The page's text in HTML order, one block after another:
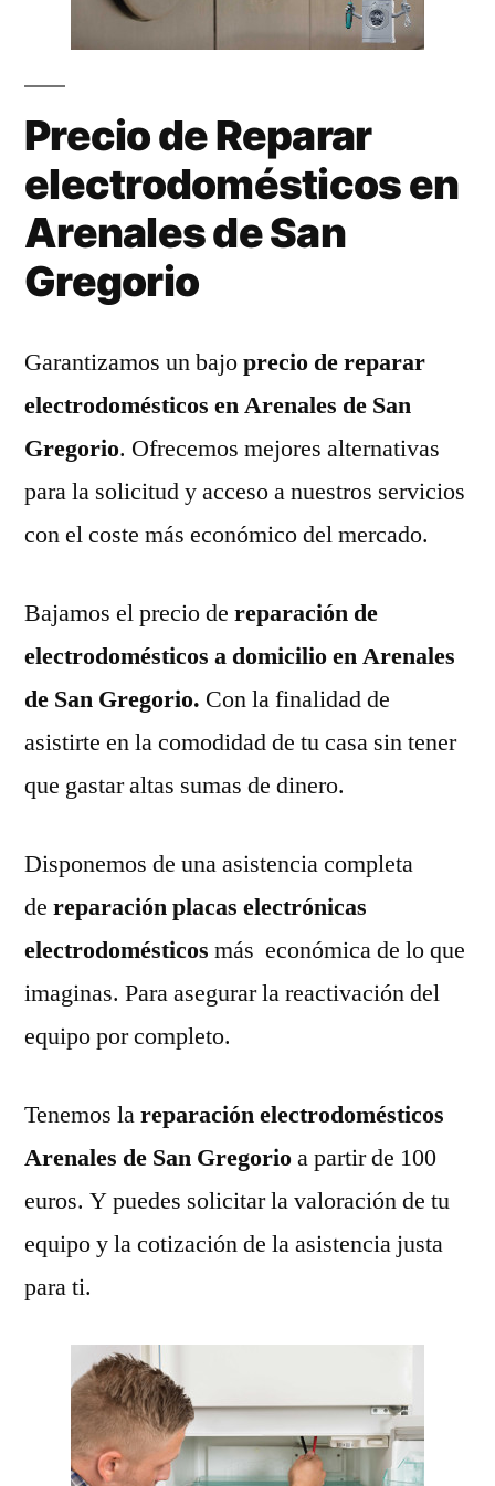
Precio de Reparar
electrodomésticos en
Arenales de San
Gregorio
Garantizamos un bajoprecio de reparar
electrodomésticos en Arenales de San
Gregorio. Ofrecemos mejores alternativas
para la solicitud y acceso a nuestros servicios
con el coste más económico del mercado.
Bajamos el precio de reparación de
electrodomésticos a domicilio en Arenales
de San Gregorio. Con la finalidad de
asistirte en la comodidad de tu casa sin tener
que gastar altas sumas de dinero.
Disponemos de una asistencia completa
de reparación placas electrónicas
electrodomésticos más económica de lo que
imaginas. Para asegurar la reactivación del
equipo por completo.
Tenemos lareparación electrodomésticos
Arenales de San Gregorioa partir de 100
euros. Y puedes solicitar la valoración de tu
equipo y la cotización de la asistencia justa
para ti.